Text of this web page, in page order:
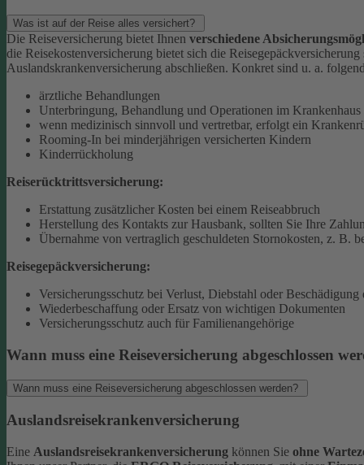
Was ist auf der Reise alles versichert?
Die Reiseversicherung bietet Ihnen verschiedene
die Reisekostenversicherung bietet sich die
Auslandskrankenversicherung abschließen. Konkret sind u. a.
ärztliche Behandlungen
Unterbringung, Behandlung und Operationen im
wenn medizinisch sinnvoll und vertretbar, erfolgt ein
Rooming-In bei minderjährigen versicherten Kindern
Kinderrückholung
Reiserücktrittsversicherung:
Erstattung zusätzlicher Kosten bei einem Reiseabbruch
Herstellung des Kontakts zur Hausbank, sollten Sie Ihre
Übernahme von vertraglich geschuldeten Stornokosten, z. B.
Reisegepäckversicherung:
Versicherungsschutz bei Verlust, Diebstahl oder Beschädigung
Wiederbeschaffung oder Ersatz von wichtigen Dokumenten
Versicherungsschutz auch für Familienangehörige
Wann muss eine Reiseversicherung abgeschlossen
Wann muss eine Reiseversicherung abgeschlossen werden?
Auslandsreisekrankenversicherung
Eine Auslandsreisekrankenversicherung können Sie ohne